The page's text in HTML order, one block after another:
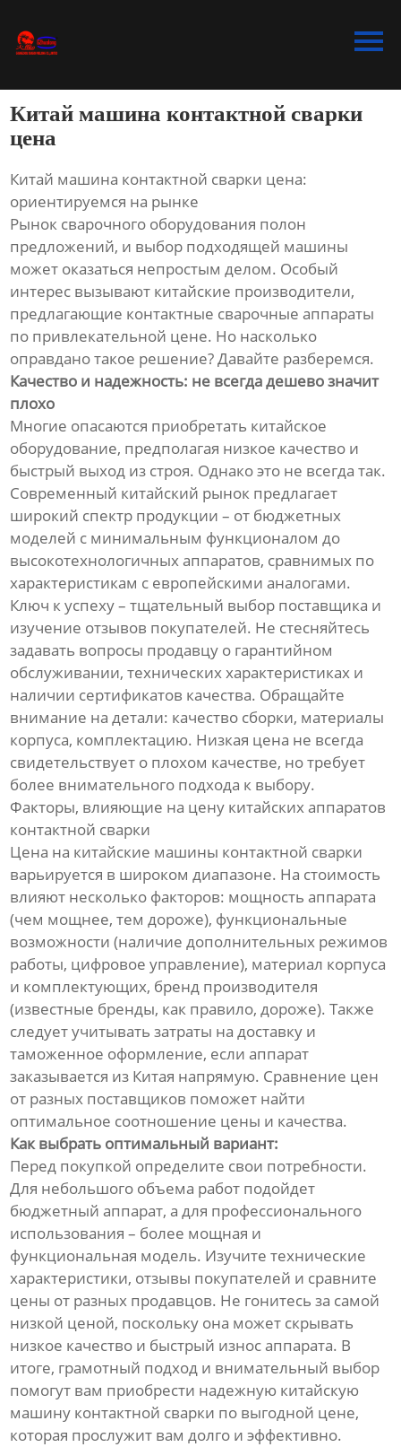
Bидео
О Hас
Контакты
Китай машина контактной сварки
цена
Китай машина контактной сварки цена:
ориентируемся на рынке
Рынок сварочного оборудования полон
предложений, и выбор подходящей машины
может оказаться непростым делом. Особый
интерес вызывают китайские производители,
предлагающие контактные сварочные аппараты
по привлекательной цене. Но насколько
оправдано такое решение? Давайте разберемся.
Качество и надежность: не всегда дешево значит
плохо
Многие опасаются приобретать китайское
оборудование, предполагая низкое качество и
быстрый выход из строя. Однако это не всегда так.
Современный китайский рынок предлагает
широкий спектр продукции – от бюджетных
моделей с минимальным функционалом до
высокотехнологичных аппаратов, сравнимых по
характеристикам с европейскими аналогами.
Ключ к успеху – тщательный выбор поставщика и
изучение отзывов покупателей. Не стесняйтесь
задавать вопросы продавцу о гарантийном
обслуживании, технических характеристиках и
наличии сертификатов качества. Обращайте
внимание на детали: качество сборки, материалы
корпуса, комплектацию. Низкая цена не всегда
свидетельствует о плохом качестве, но требует
более внимательного подхода к выбору.
Факторы, влияющие на цену китайских аппаратов
контактной сварки
Цена на китайские машины контактной сварки
варьируется в широком диапазоне. На стоимость
влияют несколько факторов: мощность аппарата
(чем мощнее, тем дороже), функциональные
возможности (наличие дополнительных режимов
работы, цифровое управление), материал корпуса
и комплектующих, бренд производителя
(известные бренды, как правило, дороже). Также
следует учитывать затраты на доставку и
таможенное оформление, если аппарат
заказывается из Китая напрямую. Сравнение цен
от разных поставщиков поможет найти
оптимальное соотношение цены и качества.
Как выбрать оптимальный вариант:
Перед покупкой определите свои потребности.
Для небольшого объема работ подойдет
бюджетный аппарат, а для профессионального
использования – более мощная и
функциональная модель. Изучите технические
характеристики, отзывы покупателей и сравните
цены от разных продавцов. Не гонитесь за самой
низкой ценой, поскольку она может скрывать
низкое качество и быстрый износ аппарата. В
итоге, грамотный подход и внимательный выбор
помогут вам приобрести надежную китайскую
машину контактной сварки по выгодной цене,
которая прослужит вам долго и эффективно.